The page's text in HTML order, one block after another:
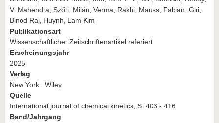
V. Mahendra, Szőri, Milán, Verma, Rakhi, Mauss, Fabian, Giri,
Binod Raj, Huynh, Lam Kim
Publikationsart
Wissenschaftlicher Zeitschriftenartikel referiert
Erscheinungsjahr
2025
Verlag
New York : Wiley
Quelle
International journal of chemical kinetics, S. 403 - 416
Band/Jahrgang